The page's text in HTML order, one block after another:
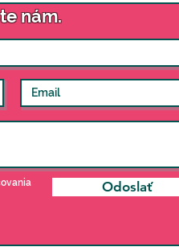
+10% zľava - 32,40 EUR
nám.
Odoslať